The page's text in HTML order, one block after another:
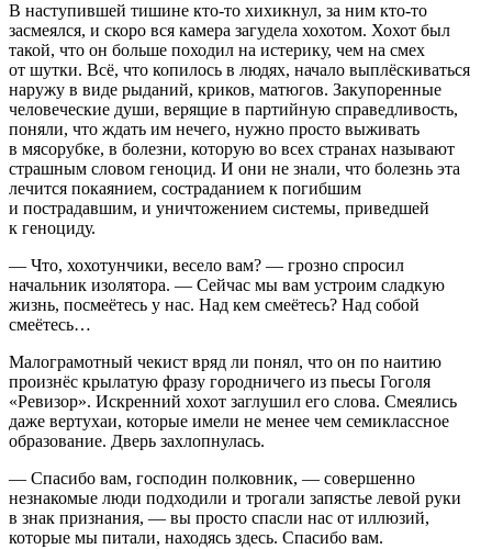
В наступившей тишине кто-то хихикнул, за ним кто-то
засмеялся, и скоро вся камера загудела хохотом. Хохот был
такой, что он больше походил на истерику, чем на смех
от шутки. Всё, что копилось в людях, начало выплёскиваться
наружу в виде рыданий, криков, матюгов. Закупоренные
человеческие души, верящие в партийную справедливость,
поняли, что ждать им нечего, нужно просто выживать
в мясорубке, в болезни, которую во всех странах называют
страшным словом геноцид. И они не знали, что болезнь эта
лечится покаянием, состраданием к погибшим
и пострадавшим, и уничтожением системы, приведшей
к геноциду.
— Что, хохотунчики, весело вам? — грозно спросил
начальник изолятора. — Сейчас мы вам устроим сладкую
жизнь, посмеётесь у нас. Над кем смеётесь? Над собой
смеётесь…
Малограмотный чекист вряд ли понял, что он по наитию
произнёс крылатую фразу городничего из пьесы Гоголя
«Ревизор». Искренний хохот заглушил его слова. Смеялись
даже вертухаи, которые имели не менее чем семиклассное
образование. Дверь захлопнулась.
— Спасибо вам, господин полковник, — совершенно
незнакомые люди подходили и трогали запястье левой руки
в знак признания, — вы просто спасли нас от иллюзий,
которые мы питали, находясь здесь. Спасибо вам.